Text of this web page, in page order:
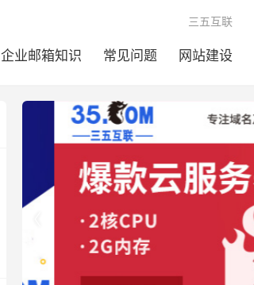
企业邮箱知识 常见问题 网站建设
三五互联